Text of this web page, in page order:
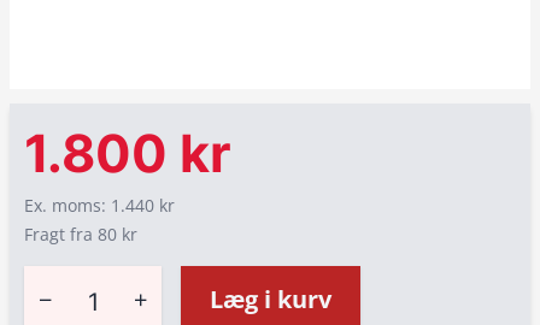
1.800 kr
Ex. moms: 1.440 kr
Fragt fra 80 kr
− + Læg i kurv